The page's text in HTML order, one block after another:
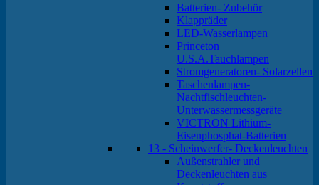
Batterien- Zubehör
Klappräder
LED-Wasserlampen
Princeton
U.S.A.Tauchlampen
Stromgeneratoren- Solarzellen
Taschenlampen-
Nachtfischleuchten-
Unterwassermessgeräte
VICTRON Lithium-
Eisenphosphat-Batterien
13 - Scheinwerfer- Deckenleuchten
Außenstrahler und
Deckenleuchten aus